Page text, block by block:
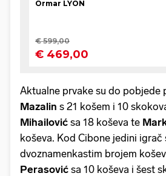
Aktualne prvake su do pobjede
Mazalin s 21 košem i 10
Mihailović sa 18 koševa te
koševa. Kod Cibone jedini igrač
dvoznamenkastim brojem
Perasović sa 10 koševa i šest